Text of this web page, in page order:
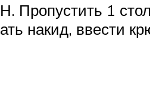
Пропустить 1
накид, ввести